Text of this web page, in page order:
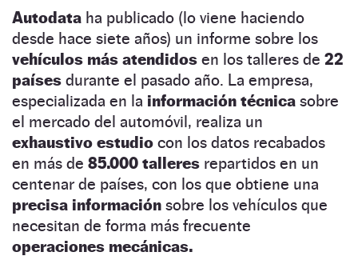
Autodata ha publicado (lo viene haciendo
desde hace siete años) un informe sobre los
vehículos más atendidos en los talleres de 22
países durante el pasado año. La empresa,
especializada en la información técnica sobre
el mercado del automóvil, realiza un
exhaustivo estudio con los datos recabados
en más de 85.000 talleres repartidos en un
centenar de países, con los que obtiene una
precisa información sobre los vehículos que
necesitan de forma más frecuente
operaciones mecánicas.